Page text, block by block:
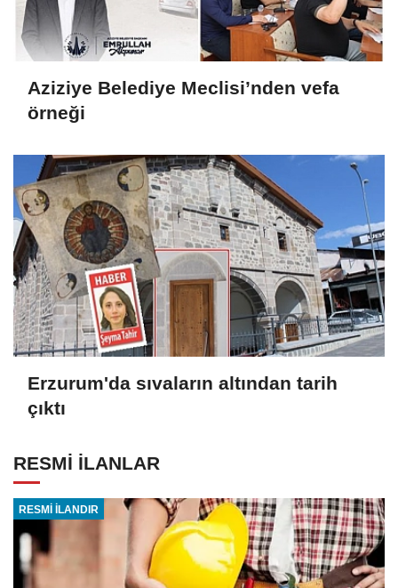
Aziziye Belediye Meclisi’nden vefa
örneği
Erzurum'da sıvaların altından tarih
çıktı
RESMİ İLANLAR
RESMİ İLANDIR